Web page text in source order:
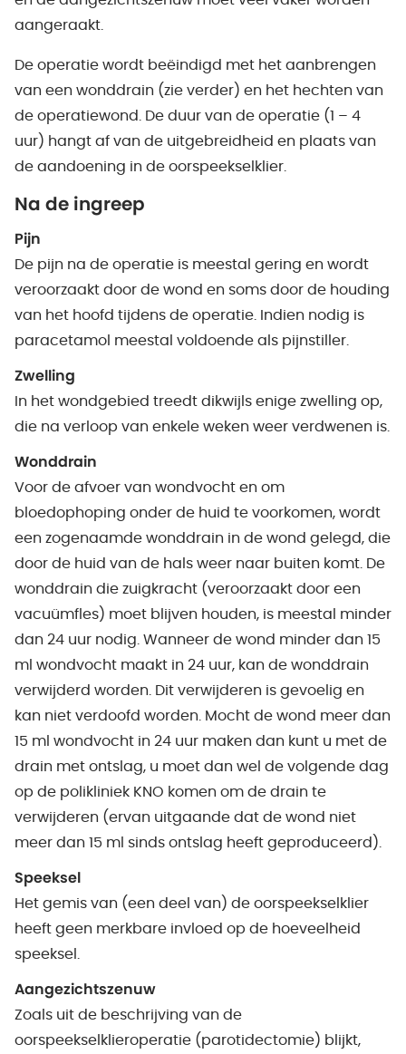
aangeraakt.
De operatie wordt beëindigd met het aanbrengen
van een wonddrain (zie verder) en het hechten van
de operatiewond. De duur van de operatie (1 – 4
uur) hangt af van de uitgebreidheid en plaats van
de aandoening in de oorspeekselklier.
Na de ingreep
Pijn
De pijn na de operatie is meestal gering en wordt
veroorzaakt door de wond en soms door de houding
van het hoofd tijdens de operatie. Indien nodig is
paracetamol meestal voldoende als pijnstiller.
Zwelling
In het wondgebied treedt dikwijls enige zwelling op,
die na verloop van enkele weken weer verdwenen is.
Wonddrain
Voor de afvoer van wondvocht en om
bloedophoping onder de huid te voorkomen, wordt
een zogenaamde wonddrain in de wond gelegd, die
door de huid van de hals weer naar buiten komt. De
wonddrain die zuigkracht (veroorzaakt door een
vacuümfles) moet blijven houden, is meestal minder
dan 24 uur nodig. Wanneer de wond minder dan 15
ml wondvocht maakt in 24 uur, kan de wonddrain
verwijderd worden. Dit verwijderen is gevoelig en
kan niet verdoofd worden. Mocht de wond meer dan
15 ml wondvocht in 24 uur maken dan kunt u met de
drain met ontslag, u moet dan wel de volgende dag
op de polikliniek KNO komen om de drain te
verwijderen (ervan uitgaande dat de wond niet
meer dan 15 ml sinds ontslag heeft geproduceerd).
Speeksel
Het gemis van (een deel van) de oorspeekselklier
heeft geen merkbare invloed op de hoeveelheid
speeksel.
Aangezichtszenuw
Zoals uit de beschrijving van de
oorspeekselklieroperatie (parotidectomie) blijkt,